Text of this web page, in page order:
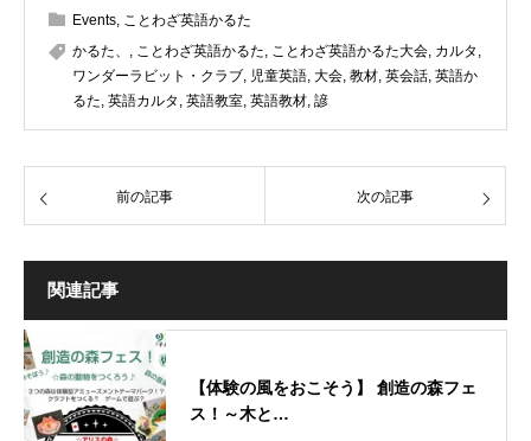
Events, ことわざ英語かるた
かるた、 , ことわざ英語かるた, ことわざ英語かるた大会, カルタ ,
ワンダーラビット・クラブ, 児童英語, 大会, 教材, 英会話, 英語か
るた, 英語カルタ , 英語教室, 英語教材, 諺
前の記事 次の記事
関連記事
【体験の風をおこそう】 創造の森フェ
ス！～木と…